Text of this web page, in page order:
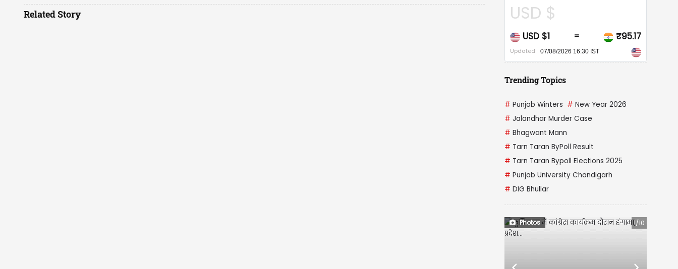
Related Story USD $
USD $1 ₹95.17
Updated 07/08/2026 16:30 IST Updated
Trending Topics
# Punjab Winters # New Year 2026
# Jalandhar Murder Case
# Bhagwant Mann
# Tarn Taran ByPoll Result
# Tarn Taran Bypoll Elections 2025
# Punjab University Chandigarh
# DIG Bhullar
Photos 1/10